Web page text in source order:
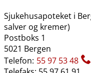
Sjukehusapoteket i
salver og kremer)
Postboks 1
5021 Bergen
Telefon: 55 97 53 48